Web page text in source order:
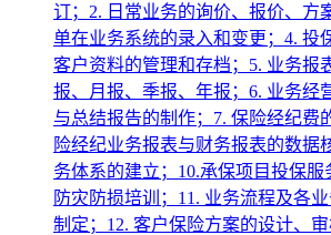
订；2. 日常业务的询价、报价、方
单在业务系统的录入和变更；4. 投
客户资料的管理和存档；5. 业务报
报、月报、季报、年报；6. 业务经
与总结报告的制作；7. 保险经纪费
险经纪业务报表与财务报表的数据
务体系的建立；10.承保项目投保
防灾防损培训；11. 业务流程及各
制定；12. 客户保险方案的设计、